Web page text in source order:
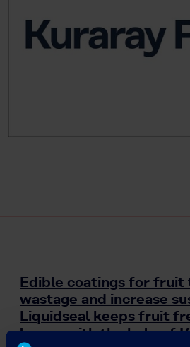
Edible coatings for fruit
wastage and increase
Liquidseal keeps fruit
long – with the help of